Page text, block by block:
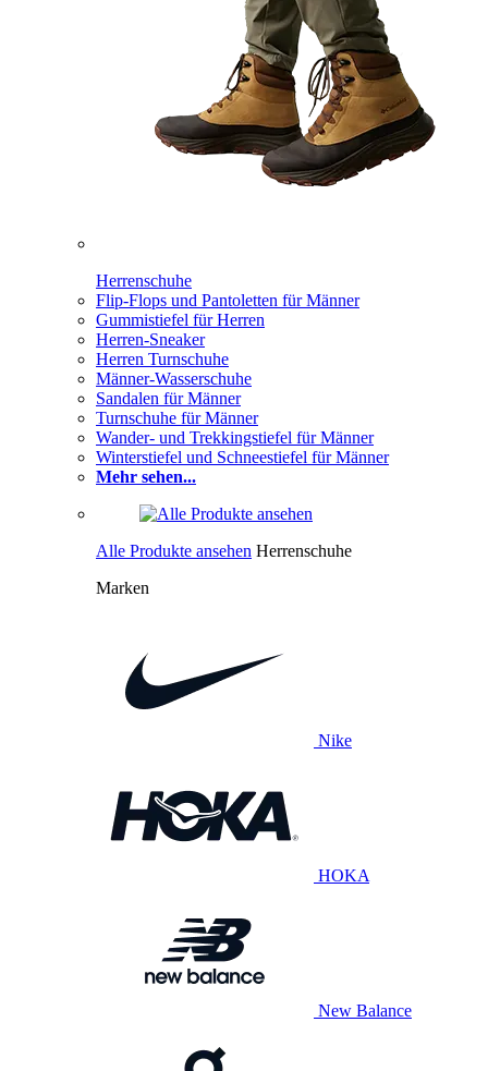
Herrenschuhe
Flip-Flops und Pantoletten für Männer
Gummistiefel für Herren
Herren-Sneaker
Herren Turnschuhe
Männer-Wasserschuhe
Sandalen für Männer
Turnschuhe für Männer
Wander- und Trekkingstiefel für Männer
Winterstiefel und Schneestiefel für Männer
Mehr sehen...
Alle Produkte ansehen Herrenschuhe
Marken
Nike
HOKA
New Balance